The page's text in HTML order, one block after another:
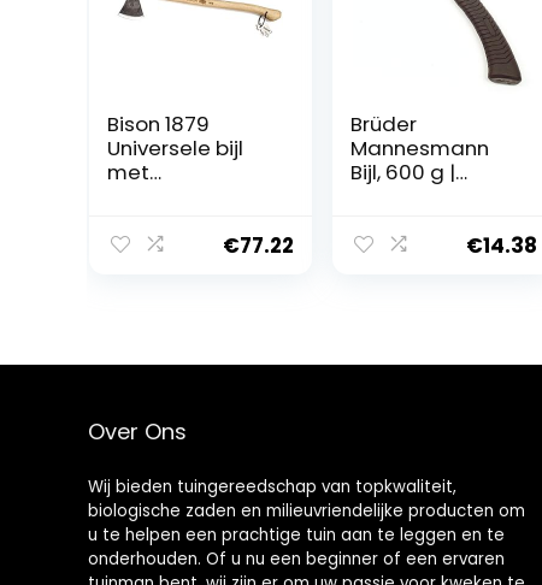
Bison 1879
Universele bijl
met
– veelzijdige bijl
€77.22
Brüder
Mannesmann
Bijl, 600 g |
€14.38
Over Ons
Wij bieden tuingereedschap van topkwaliteit,
biologische zaden en milieuvriendelijke producten om
u te helpen een prachtige tuin aan te leggen en te
onderhouden. Of u nu een beginner of een ervaren